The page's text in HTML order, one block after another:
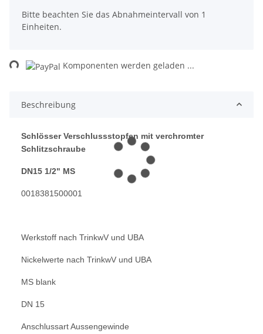
Bitte beachten Sie das Abnahmeintervall von 1
Einheiten.
Komponenten werden geladen ...
Beschreibung
Schlösser Verschlussstopfen mit verchromter
Schlitzschraube
DN15 1/2" MS
0018381500001
Werkstoff nach TrinkwV und UBA
Nickelwerte nach TrinkwV und UBA
MS blank
DN 15
Anschlussart Aussengewinde